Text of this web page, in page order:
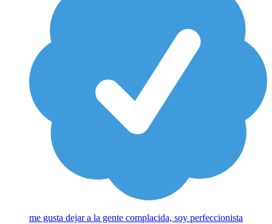
me gusta dejar a la gente complacida, soy perfeccionista